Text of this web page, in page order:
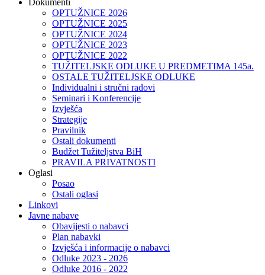
Dokumenti
OPTUŽNICE 2026
OPTUŽNICE 2025
OPTUŽNICE 2024
OPTUŽNICE 2023
OPTUŽNICE 2022
TUŽITELJSKE ODLUKE U PREDMETIMA 145a.
OSTALE TUŽITELJSKE ODLUKE
Individualni i stručni radovi
Seminari i Konferencije
Izvješća
Strategije
Pravilnik
Ostali dokumenti
Budžet Tužiteljstva BiH
PRAVILA PRIVATNOSTI
Oglasi
Posao
Ostali oglasi
Linkovi
Javne nabave
Obavijesti o nabavci
Plan nabavki
Izvješća i informacije o nabavci
Odluke 2023 - 2026
Odluke 2016 - 2022